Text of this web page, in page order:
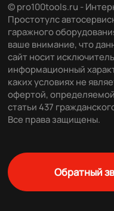
© pro100tools.ru -
Простотулс
гаражного
ваше внимание, что
сайт носит
информационный
каких условиях не
офертой,
статьи 437
Все права защищены.
Обратный